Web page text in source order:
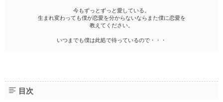
今もずっとずっと愛している。
生まれ変わっても僕が恋愛を分からないならまた僕に恋愛を
教えてください。
いつまでも僕は此処で待っているので・・・
目次